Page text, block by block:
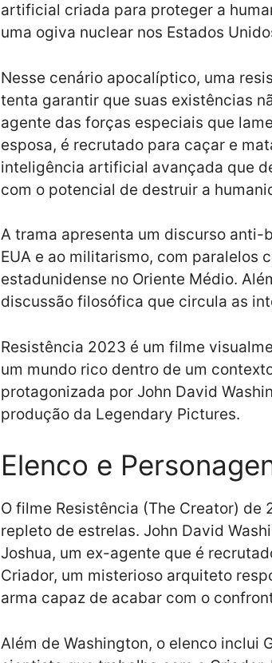
artificial criada para proteger a
uma ogiva nuclear nos Estados
Nesse cenário apocalíptico, uma
tenta garantir que suas existências
agente das forças especiais que
esposa, é recrutado para caçar e
inteligência artificial avançada que
com o potencial de destruir a
A trama apresenta um discurso
EUA e ao militarismo, com paralelos
estadunidense no Oriente Médio.
discussão filosófica que circula as
Resistência 2023 é um filme
um mundo rico dentro de um
protagonizada por John David
produção da Legendary Pictures.
Elenco e
O filme Resistência (The Creator) de
repleto de estrelas. John David
Joshua, um ex-agente que é
Criador, um misterioso arquiteto
arma capaz de acabar com o
Além de Washington, o elenco inclui